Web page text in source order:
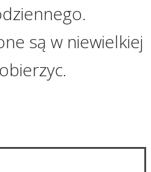
są w niewielkiej